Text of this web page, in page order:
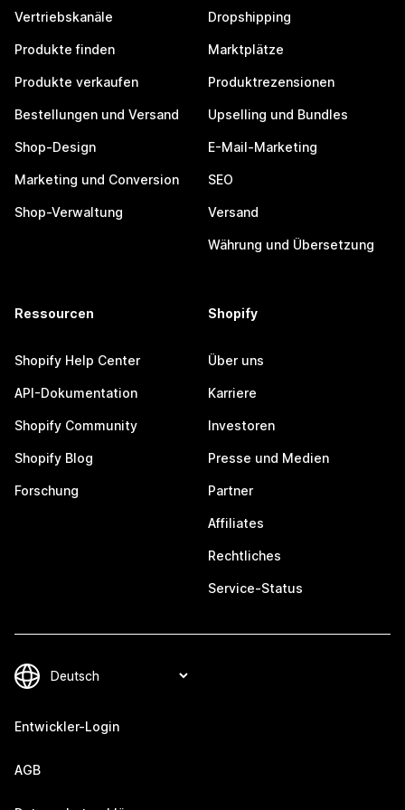
Vertriebskanäle
Produkte finden
Produkte verkaufen
Bestellungen und Versand
Shop-Design
Marketing und Conversion
Shop-Verwaltung
Dropshipping
Marktplätze
Produktrezensionen
Upselling und Bundles
E-Mail-Marketing
SEO
Versand
Währung und Übersetzung
Ressourcen
Shopify Help Center
API-Dokumentation
Shopify Community
Shopify Blog
Forschung
Shopify
Über uns
Karriere
Investoren
Presse und Medien
Partner
Affiliates
Rechtliches
Service-Status
Entwickler-Login
AGB